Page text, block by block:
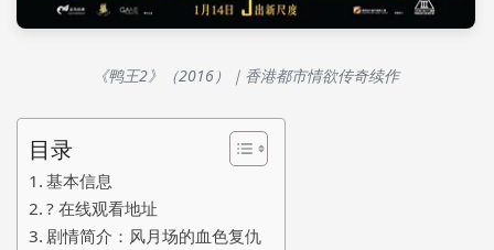
《鸭王2》（2016）｜香港都市情欲传奇续作
目录
基本信息
?️ 在线观看地址
剧情简介：风月场的血色复仇